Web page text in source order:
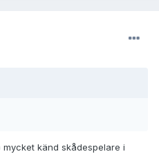
mycket känd skådespelare i